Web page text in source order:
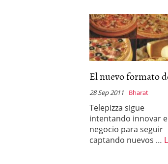
El nuevo formato
28 Sep 2011 Bharat
Telepizza sigue
intentando innovar
negocio para seguir
captando nuevos …